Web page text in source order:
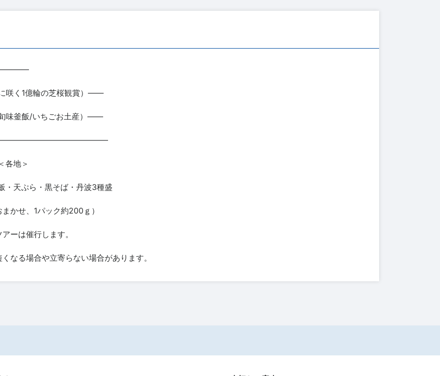
咲く1億輪の芝桜観賞）――
味釜飯/いちごお土産）――
地＞
・天ぷら・黒そば・丹波3種盛
かせ、1パック約200ｇ）
ーは催行します。
なる場合や立寄らない場合があります。